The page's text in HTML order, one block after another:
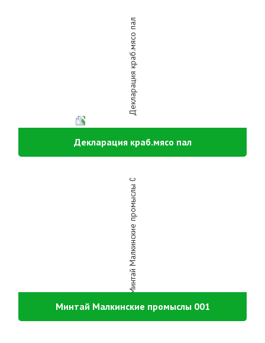
Декларация краб.мясо пал
Минтай Малкинские промыслы 001